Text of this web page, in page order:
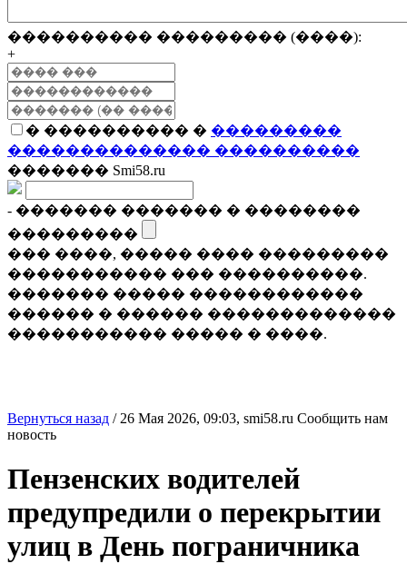
���������� ��������� (����):
+
� ���������� � ���������
�������������� ����������
������� Smi58.ru
- ������� ������� � ��������
���������
��� ����, ����� ���� ���������
����������� ��� ����������.
������� ����� ������������
������ � ������ �������������
����������� ����� � ����.
Вернуться назад / 26 Мая 2026, 09:03, smi58.ru Сообщить нам
новость
Пензенских водителей
предупредили о перекрытии
улиц в День пограничника